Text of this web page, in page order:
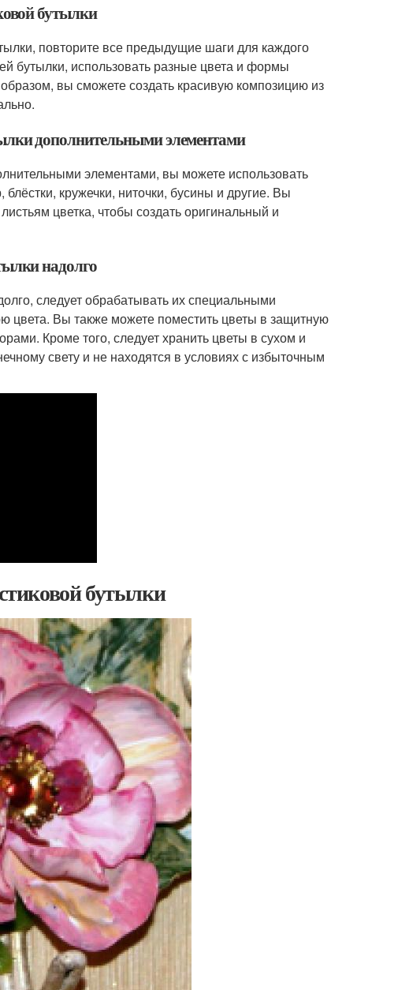
бутылки
повторите все предыдущие шаги для каждого
бутылки, использовать разные цвета и формы
вы сможете создать красивую композицию из
дополнительными элементами
элементами, вы можете использовать
кружечки, ниточки, бусины и другие. Вы
цветка, чтобы создать оригинальный и
надолго
следует обрабатывать их специальными
цвета. Вы также можете поместить цветы в защитную
Кроме того, следует хранить цветы в сухом и
свету и не находятся в условиях с избыточным
бутылки